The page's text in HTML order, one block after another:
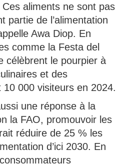
aliments ne sont pas
partie de l’alimentation
Awa Diop. En
comme la Festa del
célèbrent le pourpier à
et des
000 visiteurs en 2024.
une réponse à la
la FAO, promouvoir les
réduire de 25 % les
d’ici 2030. En